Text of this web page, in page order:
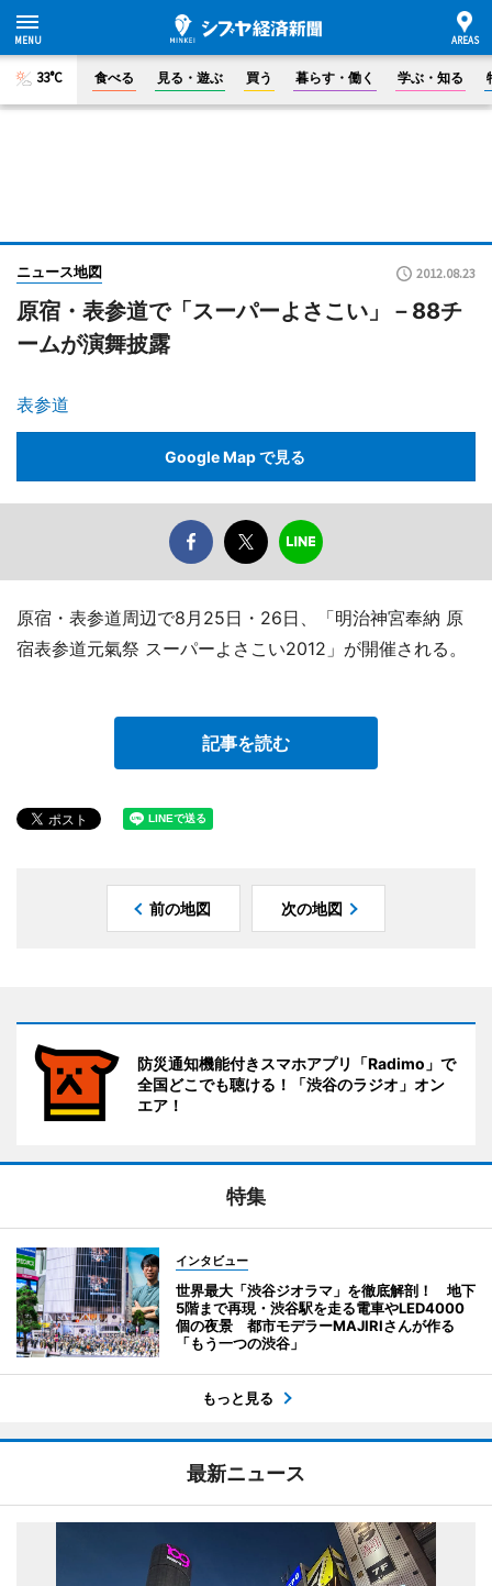
33°C 食べる 見る・遊ぶ 買う 暮らす・働く 学ぶ・知る
ニュース地図 2012.08.23
原宿・表参道で「スーパーよさこい」－88チ
ームが演舞披露
表参道
Google Map で見る
原宿・表参道周辺で8月25日・26日、「明治神宮奉納 原
宿表参道元氣祭 スーパーよさこい2012」が開催される。
記事を読む
前の地図 次の地図
防災通知機能付きスマホアプリ「Radimo」で
全国どこでも聴ける！「渋谷のラジオ」オン
エア！
特集
インタビュー
世界最大「渋谷ジオラマ」を徹底解剖！ 地下
5階まで再現・渋谷駅を走る電車やLED4000
個の夜景 都市モデラーMAJIRIさんが作る
「もう一つの渋谷」
もっと見る
最新ニュース